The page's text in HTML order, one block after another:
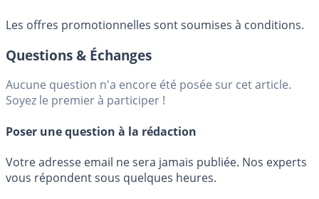
Les offres promotionnelles sont soumises à conditions.
Questions & Échanges
Aucune question n'a encore été posée sur cet article.
Soyez le premier à participer !
Poser une question à la rédaction
Votre adresse email ne sera jamais publiée. Nos experts
vous répondent sous quelques heures.